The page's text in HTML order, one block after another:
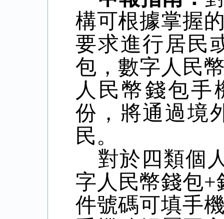
構可根據掌握
要求進行居民
包，數字人民
人民幣錢包手
份，將通過境
民。
對於四類個
字人民幣錢包+
件號碼可填手